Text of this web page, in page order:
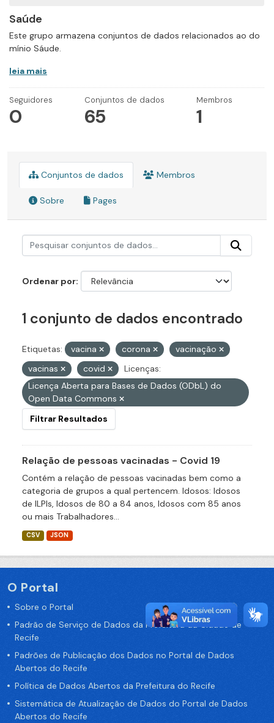
Saúde
Este grupo armazena conjuntos de dados relacionados ao do
mínio Sáude.
leia mais
Seguidores
0
Conjuntos de dados
65
Membros
1
Conjuntos de dados Membros
Sobre Pages
Ordenar por
1 conjunto de dados encontrado
Etiquetas: vacina corona
vacinação
vacinas
covid
Licenças:
Licença Aberta para Bases de Dados (ODbL) do
Open Data Commons
Filtrar Resultados
Relação de pessoas vacinadas - Covid 19
Contém a relação de pessoas vacinadas bem como a
categoria de grupos a qual pertencem. Idosos: Idosos
de ILPIs, Idosos de 80 a 84 anos, Idosos com 85 anos
ou mais Trabalhadores...
CSV JSON
O Portal
Sobre o Portal
Padrão de Serviço de Dados da Prefeitura da Cidade de
Recife
Padrões de Publicação dos Dados no Portal de Dados
Abertos do Recife
Política de Dados Abertos da Prefeitura do Recife
Sistemática de Atualização de Dados do Portal de Dados
Abertos do Recife